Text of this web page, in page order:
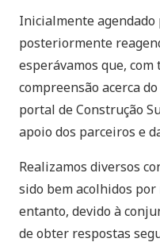
Inicialmente agendado
posteriormente
esperávamos que,
compreensão acerca
portal de Construção
apoio dos parceiros e
Realizamos diversos
sido bem acolhidos
entanto, devido à
de obter respostas